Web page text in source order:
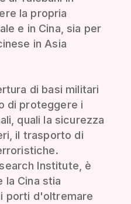
la propria
e in Cina, sia per
in Asia
di basi militari
di proteggere i
quali la sicurezza
il trasporto di
Institute, è
Cina stia
porti d'oltremare